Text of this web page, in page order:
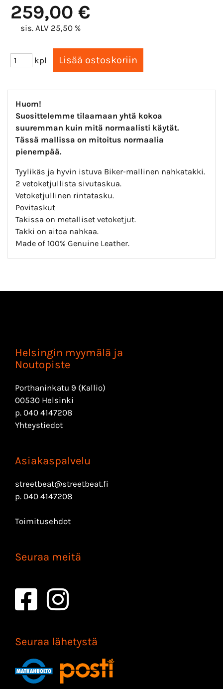
259,00 €
sis. ALV 25,50 %
kpl
Huom!
Suosittelemme tilaamaan yhtä kokoa
suuremman kuin mitä normaalisti käytät.
Tässä mallissa on mitoitus normaalia
pienempää.
Tyylikäs ja hyvin istuva Biker-mallinen nahkatakki.
2 vetoketjullista sivutaskua.
Vetoketjullinen rintatasku.
Povitaskut
Takissa on metalliset vetoketjut.
Takki on aitoa nahkaa.
Made of 100% Genuine Leather.
Helsingin myymälä ja
Noutopiste
Porthaninkatu 9 (Kallio)
00530 Helsinki
p. 040 4147208
Yhteystiedot
Asiakaspalvelu
streetbeat@streetbeat.fi
p. 040 4147208
Toimitusehdot
Seuraa meitä
Seuraa lähetystä